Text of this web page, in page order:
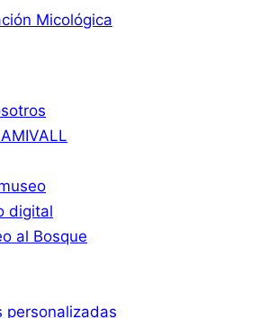
digital
al Bosque
personalizadas